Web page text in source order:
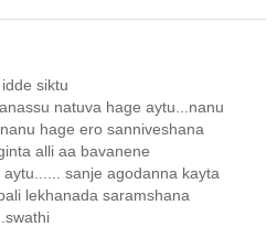
siktu
natuva hage aytu...nanu
hage ero sanniveshana
alli aa bavanene
sanje agodanna kayta
lekhanada saramshana